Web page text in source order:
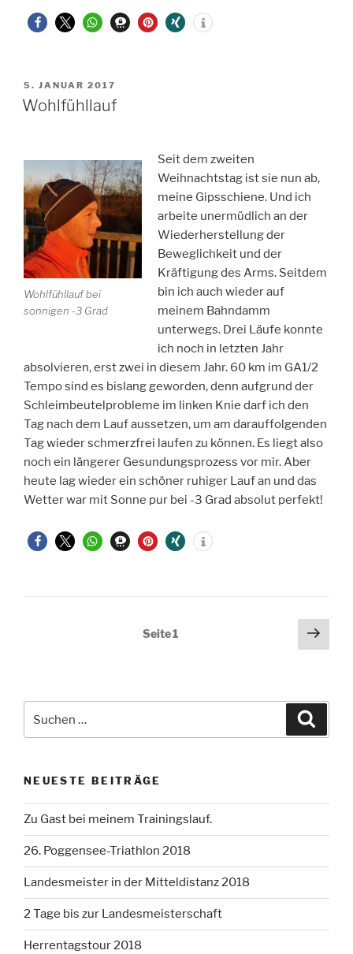
VERÖFFENTLICHT
AM
5. JANUAR 2017
Wohlfühllauf
Wohlfühllauf bei
sonnigen -3 Grad
Seit dem zweiten
Weihnachtstag ist sie nun ab,
meine Gipsschiene. Und ich
arbeite unermüdlich an der
Wiederherstellung der
Beweglichkeit und der
Kräftigung des Arms. Seitdem
bin ich auch wieder auf
meinem Bahndamm
unterwegs. Drei Läufe konnte
ich noch in letzten Jahr
absolvieren, erst zwei in diesem Jahr. 60 km im GA1/2
Tempo sind es bislang geworden, denn aufgrund der
Schleimbeutelprobleme im linken Knie darf ich den
Tag nach dem Lauf aussetzen, um am darauffolgenden
Tag wieder schmerzfrei laufen zu können. Es liegt also
noch ein längerer Gesundungsprozess vor mir. Aber
heute lag wieder ein schöner ruhiger Lauf an und das
Wetter war mit Sonne pur bei -3 Grad absolut perfekt!
Seitennummerierung
Seite1
nach:
NEUESTE BEITRÄGE
Zu Gast bei meinem Trainingslauf.
26. Poggensee-Triathlon 2018
Landesmeister in der Mitteldistanz 2018
2 Tage bis zur Landesmeisterschaft
Herrentagstour 2018